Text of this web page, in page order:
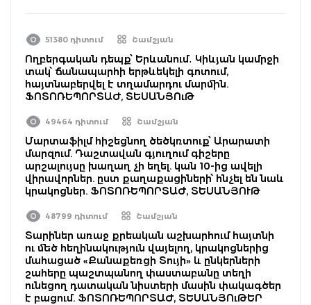
51380 դիտում Շամշյան
Ողբերգական դեպք՝ Երևանում․ Կիևյան կամրջի
տակ՝ ճանապարհի երթևեկելի գոտում,
հայտնաբերվել է տղամարդու մարմին.
ՖՈՏՈՌԵՊՈՐՏԱԺ, ՏԵՍԱՆՅՈւԹ
49464 դիտում Շամշյան
Մարտաֆիլմ հիշեցնող ծեծկռտուք՝ Արարատի
մարզում. Դաշտավան գյուղում գիշերը
արշալույսը խաղաղ չի եղել. կան 10-ից ավելի
վիրավորներ. ըստ քաղաքացիների՝ հնչել են նաև
կրակոցներ. ՖՈՏՈՌԵՊՈՐՏԱԺ, ՏԵՍԱՆՅՈՒԹ
48799 դիտում Շամշյան
Տարիներ առաջ քրեական աշխարհում հայտնի
ու մեծ հեղինակություն վայելող, կրակոցներից
մահացած «Քանաքեռցի Տույի» և ընկերների
շահերը պաշտպանող փաստաբանը տեղի
ունեցող դատական նիստերի մասին փակագծեր
է բացում. ՖՈՏՈՌԵՊՈՐՏԱԺ, ՏԵՍԱՆՅՈւԹԵՐ